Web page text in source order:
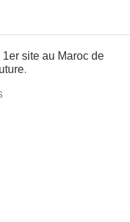
1er site au Maroc de
.